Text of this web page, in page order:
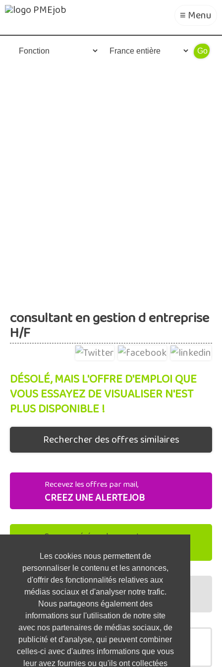
Les cookies nous permettent de
personnaliser le contenu et les annonces,
d'offrir des fonctionnalités relatives aux
médias sociaux et d'analyser notre trafic.
Nous partageons également des
informations sur l'utilisation de notre site
avec nos partenaires de médias sociaux, de
publicité et d'analyse, qui peuvent combiner
celles-ci avec d'autres informations que vous
leur avez fournies ou qu'ils ont collectées
≡ Menu
consultant en gestion d entreprise
H/F
DÉSOLÉ, MAIS L'OFFRE D'EMPLOI QUE
VOUS ESSAYEZ DE VISUALISER N'EST
PLUS DISPONIBLE !
Rechercher des offres similaires
Recevez les offres par mail,
CREEZ UNE ALERTEJOB
Soyez repéré par les recruteurs,
DEPOSEZ VOTRE CV
Préparez vos entretiens,
TESTEZ-VOUS
OFFRES SIMILAIRES